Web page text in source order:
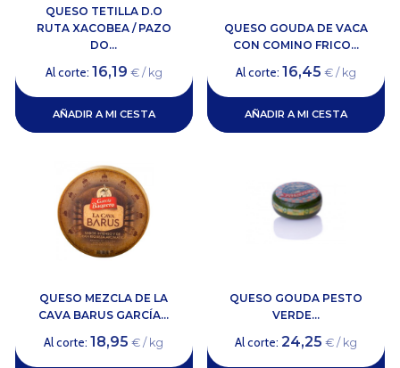
QUESO TETILLA D.O
RUTA XACOBEA / PAZO
DO...
Al corte: 16,19 € / kg
AÑADIR A MI CESTA
QUESO GOUDA DE VACA
CON COMINO FRICO...
Al corte:16,45 € / kg
AÑADIR A MI CESTA
QUESO MEZCLA DE LA
CAVA BARUS GARCÍA...
Al corte:18,95 € / kg
QUESO GOUDA PESTO
VERDE...
Al corte:24,25 € / kg